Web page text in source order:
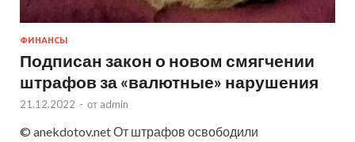
ФИНАНСЫ
Подписан закон о новом смягчении
штрафов за «валютные» нарушения
21.12.2022 - от admin
© anekdotov.net От штрафов освободили